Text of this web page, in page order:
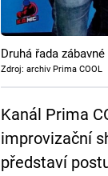
Druhá řada zábavné
Zdroj: archiv Prima COOL
Kanál Prima
improvizační
představí